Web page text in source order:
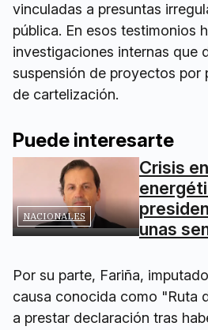
vinculadas a presuntas
pública. En esos testimonios
investigaciones internas que
suspensión de proyectos por
de cartelización.
Puede interesarte
NACIONALES
Crisis
unas
Por su parte, Fariña,
causa conocida como "Ruta
a prestar declaración tras